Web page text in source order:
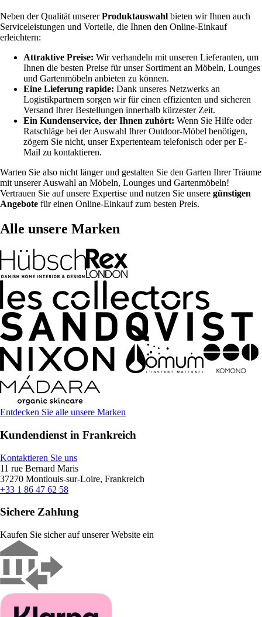
Neben der Qualität unsererProduktauswahl bieten wir Ihnen auch
Serviceleistungen und Vorteile, die Ihnen den Online-Einkauf
erleichtern:
Attraktive Preise: Wir verhandeln mit unseren Lieferanten, um
Ihnen die besten Preise für unser Sortiment an Möbeln, Lounges
und Gartenmöbeln anbieten zu können.
Eine Lieferung rapide: Dank unseres Netzwerks an
Logistikpartnern sorgen wir für einen effizienten und sicheren
Versand Ihrer Bestellungen innerhalb kürzester Zeit.
Ein Kundenservice, der Ihnen zuhört: Wenn Sie Hilfe oder
Ratschläge bei der Auswahl Ihrer Outdoor-Möbel benötigen,
zögern Sie nicht, unser Expertenteam telefonisch oder per E-
Mail zu kontaktieren.
Warten Sie also nicht länger und gestalten Sie den Garten Ihrer Träume
mit unserer Auswahl an Möbeln, Lounges und Gartenmöbeln!
Vertrauen Sie auf unsere Expertise und nutzen Sie unsere günstigen
Angebote für einen Online-Einkauf zum besten Preis.
Alle unsere Marken
Entdecken Sie alle unsere Marken
Kundendienst in Frankreich
Kontaktieren Sie uns
11 rue Bernard Maris
37270 Montlouis-sur-Loire, Frankreich
+33 1 86 47 62 58
Sichere Zahlung
Kaufen Sie sicher auf unserer Website ein